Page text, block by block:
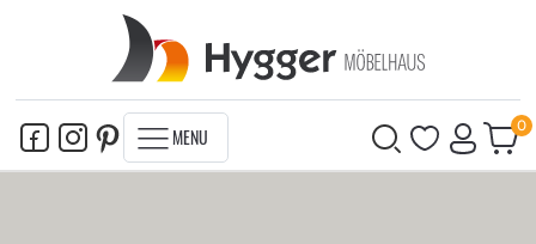
MENU